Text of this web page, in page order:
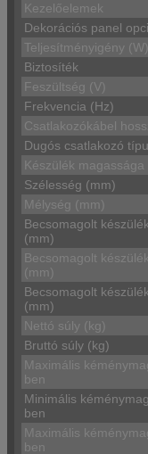
Kezelőelemek
Dekorációs panel
Teljesítményigény (W)
Biztosíték
Feszültség (V)
Frekvencia (Hz)
Csatlakozókábel
Dugós csatlakozó
Készülék magassága
Szélesség (mm)
Mélység (mm)
Becsomagolt
(mm)
Becsomagolt
(mm)
Becsomagolt
(mm)
Nettó súly (kg)
Bruttó súly (kg)
Maximális
ben
Minimális
ben
Maximális
ben